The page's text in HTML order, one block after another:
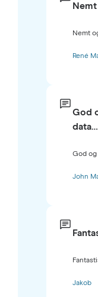
Nemt
René
God
data…
God og
John
Jakob